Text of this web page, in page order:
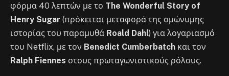
φόρμα 40 λεπτών με το The Wonderful Story of
Henry Sugar (πρόκειται μεταφορά της ομώνυμης
ιστορίας του παραμυθά Roald Dahl) για λογαριασμό
του Netflix, με τον Benedict Cumberbatch και τον
Ralph Fiennes στους πρωταγωνιστικούς ρόλους.